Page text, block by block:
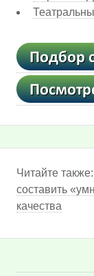
Читайте также:
составить
качества